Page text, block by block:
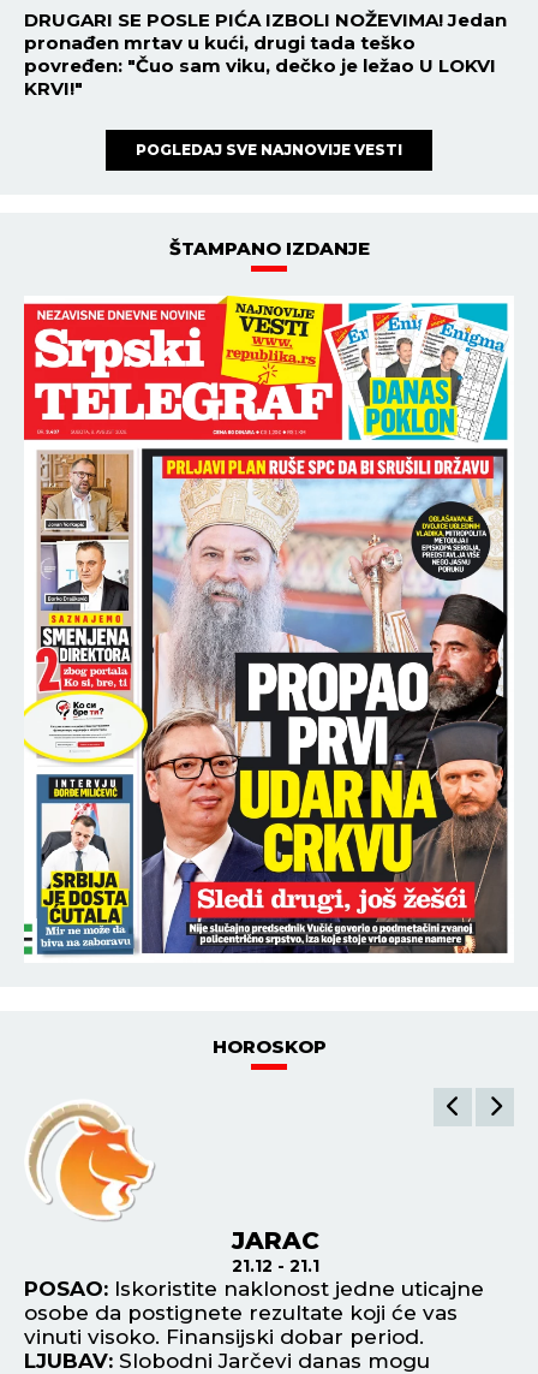
POGLEDAJ SVE NAJNOVIJE VESTI
ŠTAMPANO IZDANJE
HOROSKOP
POSAO:
Iskoristite naklonost jedne uticajne
osobe da postignete rezultate koji će vas
vinuti visoko. Finansijski dobar period.
Slobodni Jarčevi danas mogu
upoznati partnera na nekim putovanjima i u
krugu poslovnih saradnika. Prepustite se
strastima.
ZDRAVLJE:Odlično se osećate.